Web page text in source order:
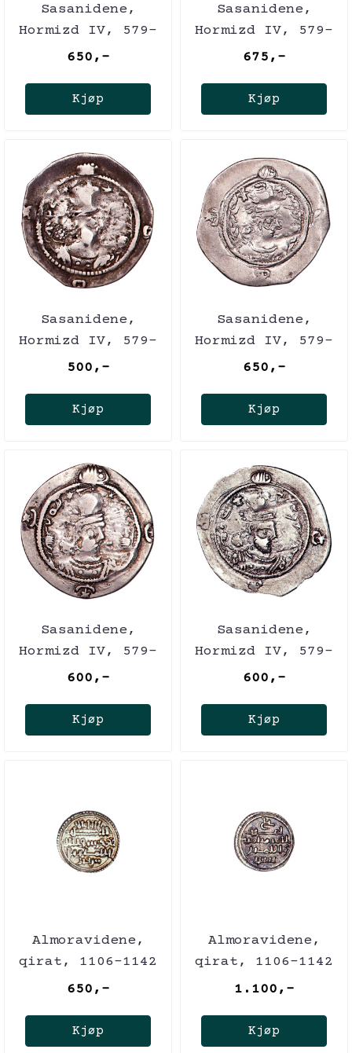
Sasanidene,
Hormizd IV, 579-
590
650,-
Kjøp
Sasanidene,
Hormizd IV, 579-
590
675,-
Kjøp
Sasanidene,
Hormizd IV, 579-
590
500,-
Kjøp
Sasanidene,
Hormizd IV, 579-
590
650,-
Kjøp
Sasanidene,
Hormizd IV, 579-
590
600,-
Kjøp
Sasanidene,
Hormizd IV, 579-
590
600,-
Kjøp
Almoravidene,
qirat, 1106-1142
650,-
Kjøp
Almoravidene,
qirat, 1106-1142
1.100,-
Kjøp